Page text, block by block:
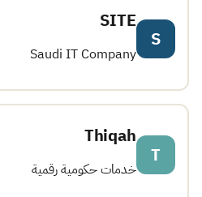
S
SITE
Saudi IT Company
T
Thiqah
خدمات حكومية رقمية